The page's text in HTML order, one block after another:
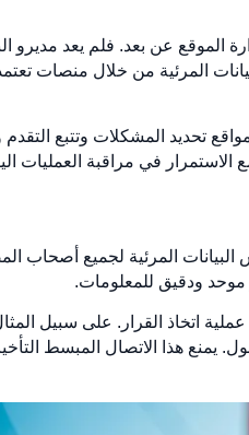
بزاوية 360 درجة هي قدرتها على تمكين إدارة الموقع عن بعد. فلم
المرئية من خلال منصات
تحديد المشكلات وتتبع التقدم
الاستمرار في مراقبة العمليات
إلى نفس البيانات المرئية لجميع
موحد ودقيق للمعلومات.
اتخاذ القرار. على سبيل
يمنع هذا الاتصال المبسط